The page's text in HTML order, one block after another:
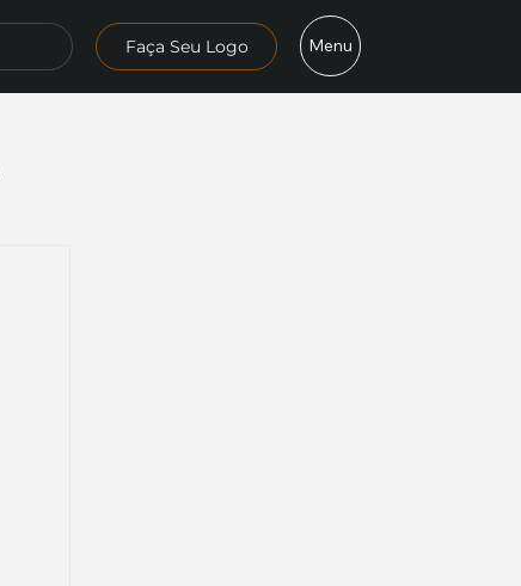
Faça Seu Logo Menu